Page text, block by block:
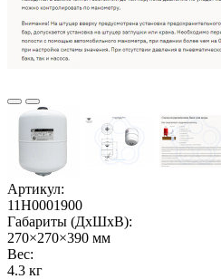
Артикул:
11H0001900
Габариты (ДхШхВ):
270×270×390 мм
Вес:
4.3 кг